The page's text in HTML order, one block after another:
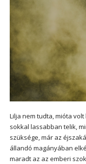
Lilja nem tudta, mióta
sokkal lassabban telik,
szüksége, már az
állandó magányában
maradt az az emberi